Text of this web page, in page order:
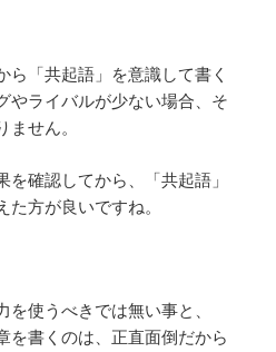
ら「共起語」を意識して書く
やライバルが少ない場合、そ
ません。
確認してから、「共起語」
た方が良いですね。
使うべきでは無い事と、
を書くのは、正直面倒だから